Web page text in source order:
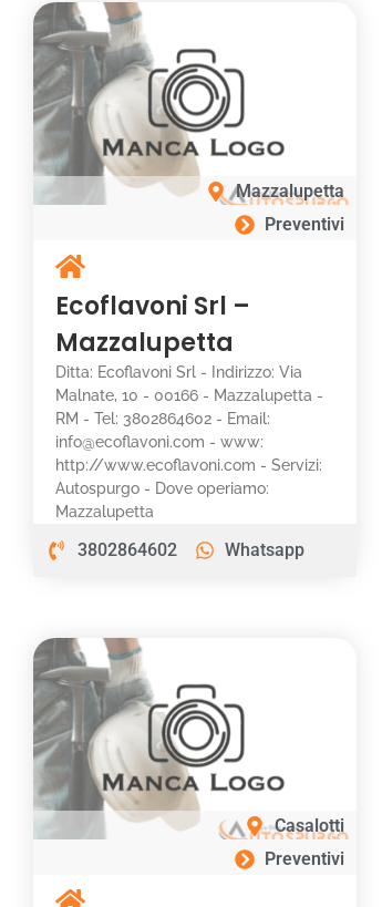
Mazzalupetta
Preventivi
Ecoflavoni Srl –
Mazzalupetta
Ditta: Ecoflavoni Srl - Indirizzo: Via
Malnate, 10 - 00166 - Mazzalupetta -
RM - Tel: 3802864602 - Email:
info@ecoflavoni.com - www:
http://www.ecoflavoni.com - Servizi:
Autospurgo - Dove operiamo:
Mazzalupetta
3802864602 Whatsapp
Casalotti
Preventivi